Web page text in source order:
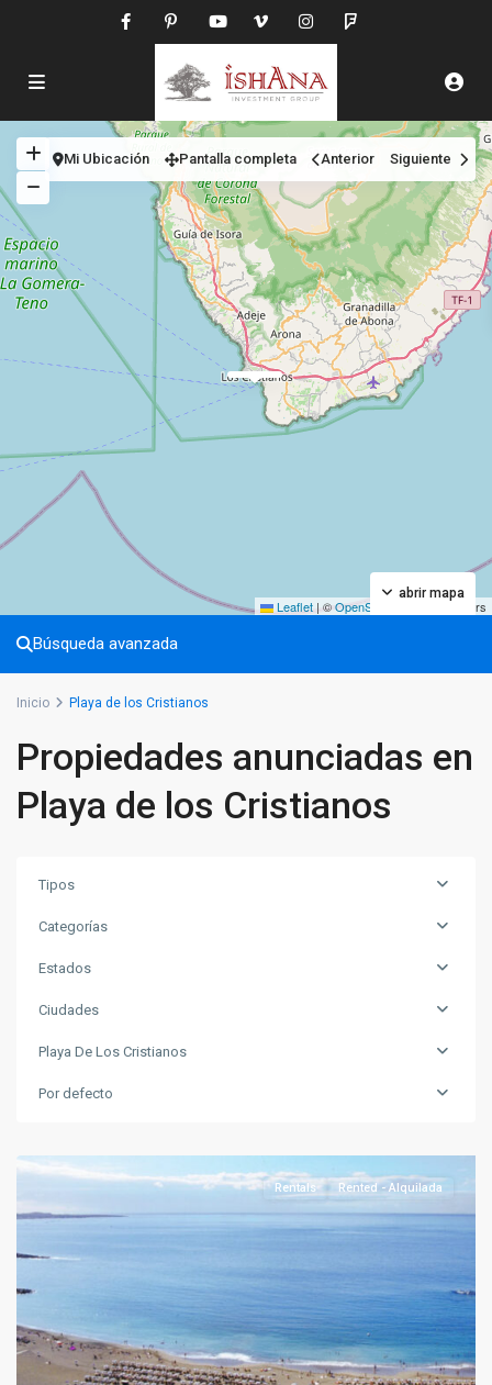
Leaflet |©OpenStreetMap contributors
abrir mapa
Mi Ubicación Pantalla completa Anterior Siguiente
Búsqueda avanzada
Inicio Playa de los Cristianos
Propiedades anunciadas en
Playa de los Cristianos
Tipos
Categorías
Estados
Ciudades
Playa De Los Cristianos
Por defecto
de
Rentals Rented - Alquilada